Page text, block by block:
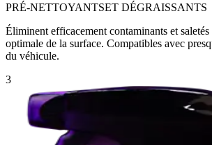
PRÉ-NETTOYANTSET DÉGRAISSANTS
Éliminent efficacement contaminants et
optimale de la surface. Compatibles avec
du véhicule.
3